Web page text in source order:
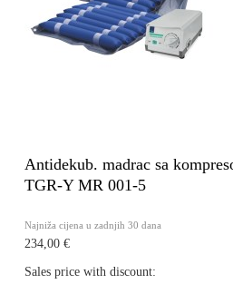
Antidekub. madrac sa
TGR-Y MR 001-5
Najniža cijena u zadnjih 30 dana
234,00 €
Sales price with discount: